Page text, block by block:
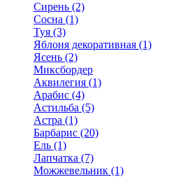
Сирень (2)
Сосна (1)
Туя (3)
Яблоня декоративная (1)
Ясень (2)
Миксбордер
Аквилегия (1)
Арабис (4)
Астильба (5)
Астра (1)
Барбарис (20)
Ель (1)
Лапчатка (7)
Можжевельник (1)